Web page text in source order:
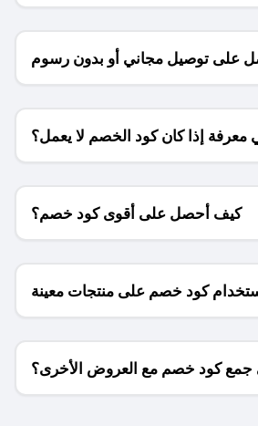
على توصيل مجاني أو بدون رسوم
الشحن ؟
معرفة إذا كان كود الخصم لا يعمل؟
كيف أحصل على أقوى كود خصم؟
كود خصم على منتجات معينة
فقط؟
جمع كود خصم مع العروض الأخرى؟